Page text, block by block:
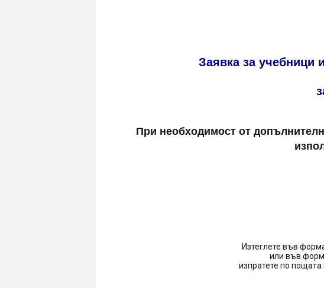
Заявка за учебници
При необходимост от
Изтеглете във
или във
изпратете по пощата